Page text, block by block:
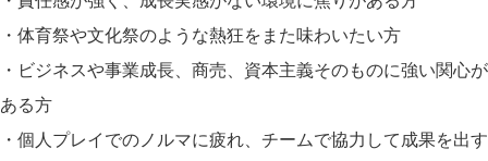
・体育祭や文化祭のような熱狂をまた味わいたい方
・ビジネスや事業成長、商売、資本主義そのものに強い関心が
ある方
・個人プレイでのノルマに疲れ、チームで協力して成果を出す